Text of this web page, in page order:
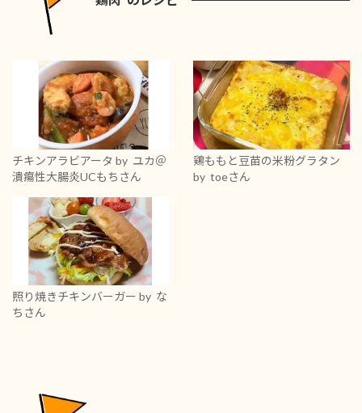
チキンアラビアータ by ユカ＠
潰瘍性大腸炎UCもちさん
鶏ももと豆苗の米粉グラタン
by toeさん
照り焼きチキンバーガー by な
ちさん